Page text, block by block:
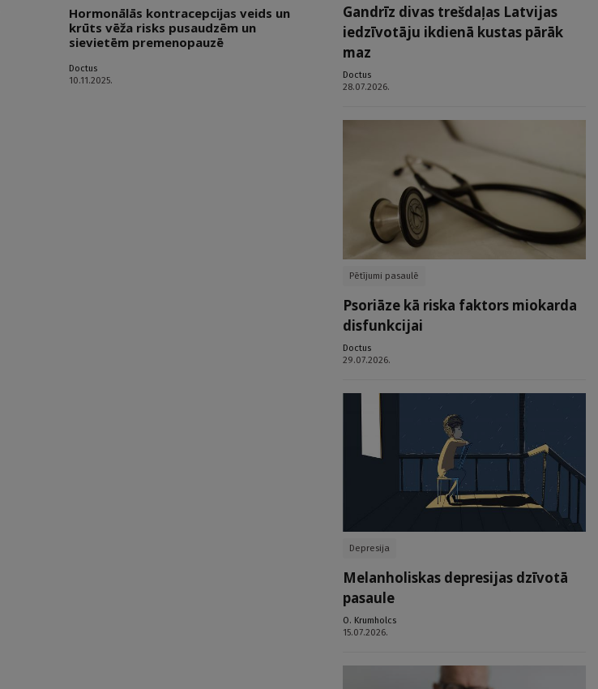
Hormonālās kontracepcijas veids un
krūts vēža risks pusaudzēm un
sievietēm premenopauzē
Doctus
10.11.2025.
Gandrīz divas trešdaļas Latvijas
iedzīvotāju ikdienā kustas pārāk
maz
Doctus
28.07.2026.
Pētījumi pasaulē
Psoriāze kā riska faktors miokarda
disfunkcijai
Doctus
29.07.2026.
Depresija
Melanholiskas depresijas dzīvotā
pasaule
O. Krumholcs
15.07.2026.